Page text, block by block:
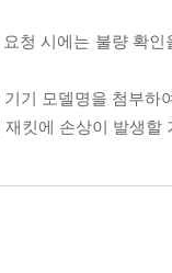
청 시에는 불량 확
기 모델명을 첨부하
킷에 손상이 발생